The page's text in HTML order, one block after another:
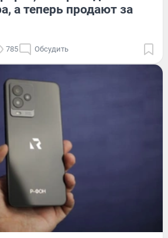
а теперь продают за
785 Обсудить